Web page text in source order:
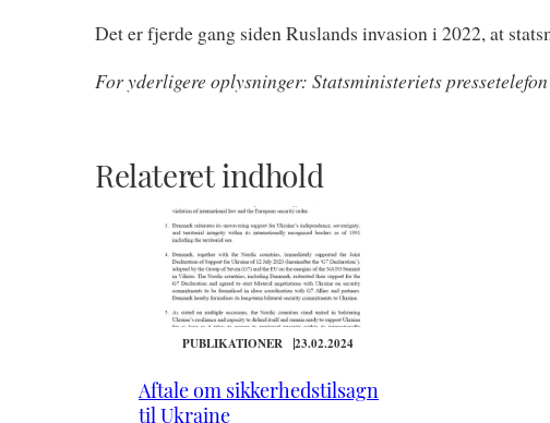
Det er fjerde gang siden Ruslands invasion i 2022, at
For yderligere oplysninger: Statsministeriets
Relateret indhold
23.02.2024
PUBLIKATIONER
Aftale om sikkerhedstilsagn
til Ukraine